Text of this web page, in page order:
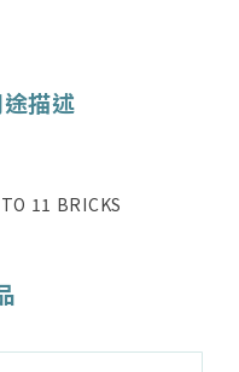
描述
11 BRICKS